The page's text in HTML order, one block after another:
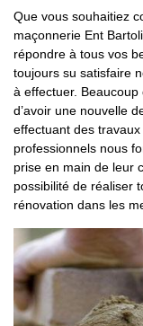
Que vous souhaitiez
maçonnerie Ent
répondre à tous vos
toujours su satisfaire
à effectuer.
d’avoir une nouvelle
effectuant des
professionnels nous
prise en main de leur
possibilité de réaliser
rénovation dans les